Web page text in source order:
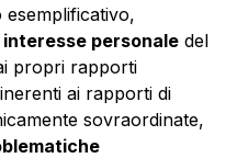
personale del
propri rapporti
ai rapporti di
sovraordinate,